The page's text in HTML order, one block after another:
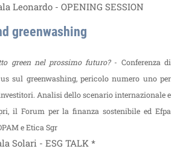
Leonardo - OPENING SESSION
greenwashing
green nel prossimo futuro?- Conferenza di
sul greenwashing, pericolo numero uno per
Analisi dello scenario internazionale e
il Forum per la finanza sostenibile ed Efpa
e Etica Sgr
Solari - ESG TALK *